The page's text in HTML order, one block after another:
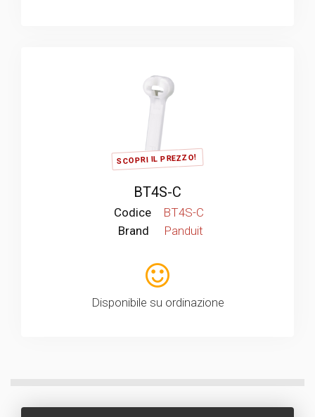
SCOPRI IL PREZZO!
BT4S-C
Codice
BT4S-C
Brand
Panduit
Disponibile su ordinazione